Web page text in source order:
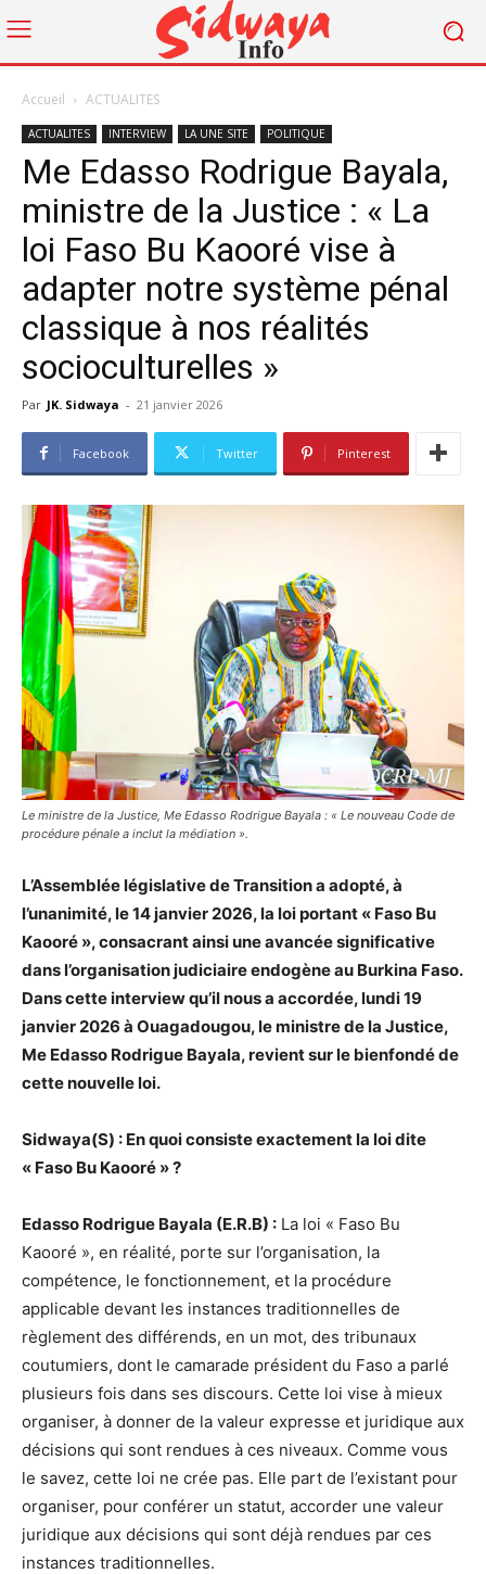
Accueil ACTUALITES
ACTUALITES INTERVIEW LA UNE SITE POLITIQUE
Me Edasso Rodrigue Bayala,
ministre de la Justice : « La
loi Faso Bu Kaooré vise à
adapter notre système pénal
classique à nos réalités
socioculturelles »
Par JK. Sidwaya - 21 janvier 2026
Facebook Twitter Pinterest
Le ministre de la Justice, Me Edasso Rodrigue Bayala : « Le nouveau Code de
procédure pénale a inclut la médiation ».
L’Assemblée législative de Transition a adopté, à
l’unanimité, le 14 janvier 2026, la loi portant « Faso Bu
Kaooré », consacrant ainsi une avancée significative
dans l’organisation judiciaire endogène au Burkina Faso.
Dans cette interview qu’il nous a accordée, lundi 19
janvier 2026 à Ouagadougou, le ministre de la Justice,
Me Edasso Rodrigue Bayala, revient sur le bienfondé de
cette nouvelle loi.
Sidwaya(S) : En quoi consiste exactement la loi dite
« Faso Bu Kaooré » ?
Edasso Rodrigue Bayala (E.R.B) : La loi « Faso Bu
Kaooré », en réalité, porte sur l’organisation, la
compétence, le fonctionnement, et la procédure
applicable devant les instances traditionnelles de
règlement des différends, en un mot, des tribunaux
coutumiers, dont le camarade président du Faso a parlé
plusieurs fois dans ses discours. Cette loi vise à mieux
organiser, à donner de la valeur expresse et juridique aux
décisions qui sont rendues à ces niveaux. Comme vous
le savez, cette loi ne crée pas. Elle part de l’existant pour
organiser, pour conférer un statut, accorder une valeur
juridique aux décisions qui sont déjà rendues par ces
instances traditionnelles.